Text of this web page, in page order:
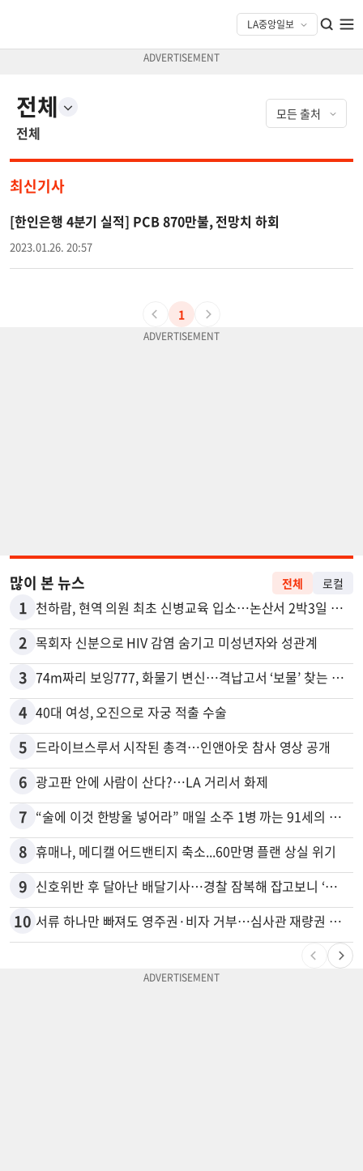
전체
전체
최신기사
[한인은행 4분기 실적] PCB 870만불, 전망치 하회
2023.01.26. 20:57
1
많이 본 뉴스 전체 로컬
1 천하람, 현역 의원 최초 신병교육 입소…논산서 2박3일 생활
2 목회자 신분으로 HIV 감염 숨기고 미성년자와 성관계
3 74m짜리 보잉777, 화물기 변신…격납고서 ‘보물’ 찾는 인천공항
4 40대 여성, 오진으로 자궁 적출 수술
5 드라이브스루서 시작된 총격…인앤아웃 참사 영상 공개
6 광고판 안에 사람이 산다?…LA 거리서 화제
7 “술에 이것 한방울 넣어라” 매일 소주 1병 까는 91세의 철칙
8 휴매나, 메디캘 어드밴티지 축소...60만명 플랜 상실 위기
9 신호위반 후 달아난 배달기사…경찰 잠복해 잡고보니 ‘반전’
10 서류 하나만 빠져도 영주권·비자 거부…심사관 재량권 대폭 확대